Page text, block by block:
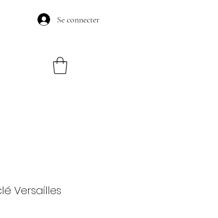
Se connecter
Versailles